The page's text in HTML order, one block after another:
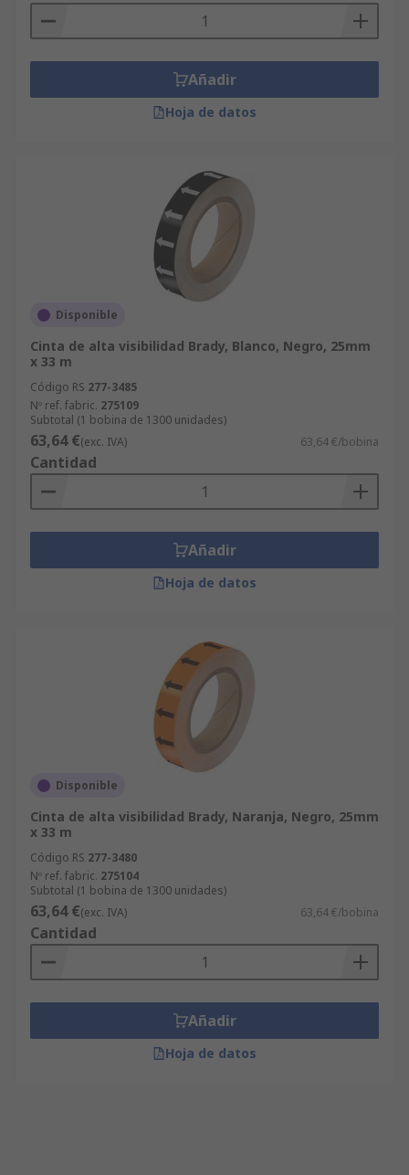
Añadir
Hoja de datos
Disponible
Cinta de alta visibilidad Brady, Blanco, Negro, 25mm
x 33 m
Código RS 277-3485
Nº ref. fabric. 275109
Subtotal (1 bobina de 1300 unidades)
63,64 €(exc. IVA) 63,64 €/bobina
Cantidad
Añadir
Hoja de datos
Disponible
Cinta de alta visibilidad Brady, Naranja, Negro, 25mm
x 33 m
Código RS 277-3480
Nº ref. fabric. 275104
Subtotal (1 bobina de 1300 unidades)
63,64 €(exc. IVA) 63,64 €/bobina
Cantidad
Añadir
Hoja de datos